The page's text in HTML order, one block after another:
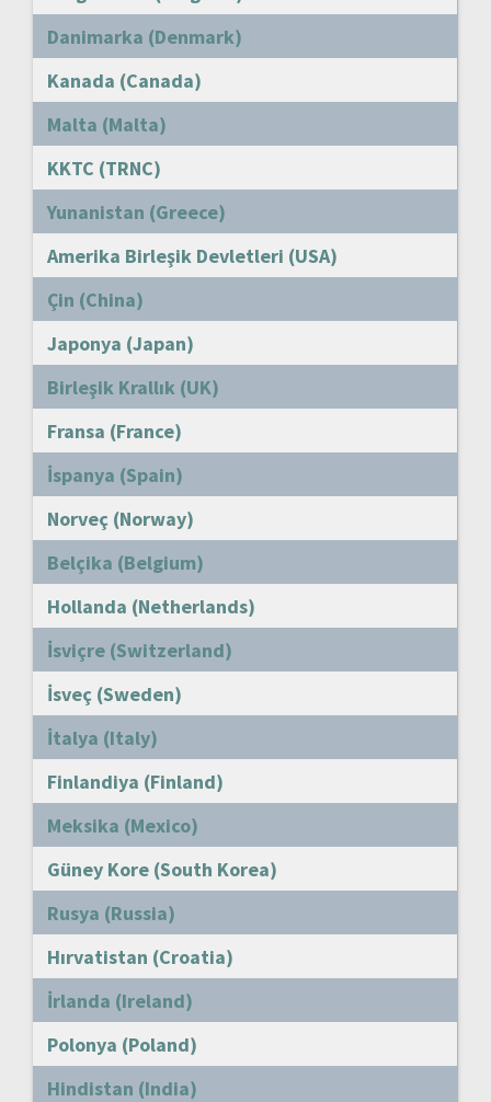
Danimarka (Denmark)
Kanada (Canada)
Malta (Malta)
KKTC (TRNC)
Yunanistan (Greece)
Amerika Birleşik Devletleri (USA)
Çin (China)
Japonya (Japan)
Birleşik Krallık (UK)
Fransa (France)
İspanya (Spain)
Norveç (Norway)
Belçika (Belgium)
Hollanda (Netherlands)
İsviçre (Switzerland)
İsveç (Sweden)
İtalya (Italy)
Finlandiya (Finland)
Meksika (Mexico)
Güney Kore (South Korea)
Rusya (Russia)
Hırvatistan (Croatia)
İrlanda (Ireland)
Polonya (Poland)
Hindistan (India)